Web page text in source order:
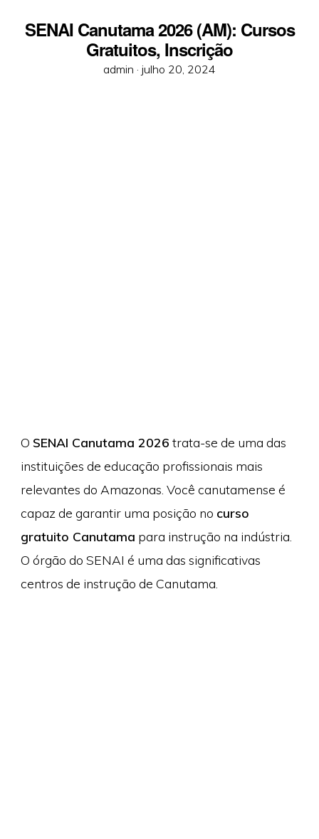
SENAI Canutama 2026 (AM): Cursos
Gratuitos, Inscrição
admin · Posted
julho 20, 2024
O SENAI Canutama 2026 trata-se de uma das
instituições de educação profissionais mais
relevantes do Amazonas. Você canutamense é
capaz de garantir uma posição no curso
gratuito Canutama para instrução na indústria.
O órgão do SENAI é uma das significativas
centros de instrução de Canutama.